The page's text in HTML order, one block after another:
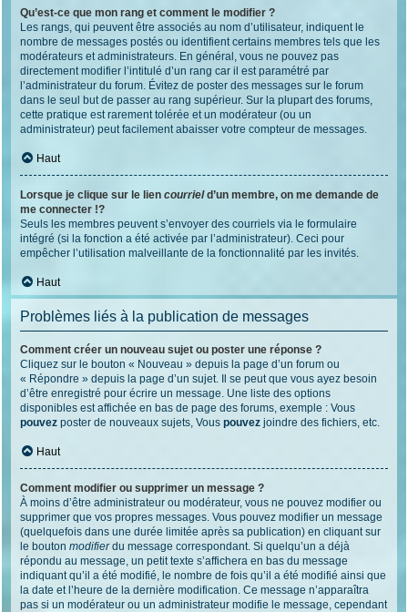
Qu’est-ce que mon rang et comment le modifier ?
Les rangs, qui peuvent être associés au nom d’utilisateur, indiquent le
nombre de messages postés ou identifient certains membres tels que les
modérateurs et administrateurs. En général, vous ne pouvez pas
directement modifier l’intitulé d’un rang car il est paramétré par
l’administrateur du forum. Évitez de poster des messages sur le forum
dans le seul but de passer au rang supérieur. Sur la plupart des forums,
cette pratique est rarement tolérée et un modérateur (ou un
administrateur) peut facilement abaisser votre compteur de messages.
Haut
Lorsque je clique sur le lien courrield’un membre, on me demande de
me connecter !?
Seuls les membres peuvent s’envoyer des courriels via le formulaire
intégré (si la fonction a été activée par l’administrateur). Ceci pour
empêcher l’utilisation malveillante de la fonctionnalité par les invités.
Haut
Problèmes liés à la publication de messages
Comment créer un nouveau sujet ou poster une réponse ?
Cliquez sur le bouton « Nouveau » depuis la page d’un forum ou
« Répondre » depuis la page d’un sujet. Il se peut que vous ayez besoin
d’être enregistré pour écrire un message. Une liste des options
disponibles est affichée en bas de page des forums, exemple : Vous
pouvez poster de nouveaux sujets, Vous pouvez joindre des fichiers, etc.
Haut
Comment modifier ou supprimer un message ?
À moins d’être administrateur ou modérateur, vous ne pouvez modifier ou
supprimer que vos propres messages. Vous pouvez modifier un message
(quelquefois dans une durée limitée après sa publication) en cliquant sur
le bouton modifierdu message correspondant. Si quelqu’un a déjà
répondu au message, un petit texte s’affichera en bas du message
indiquant qu’il a été modifié, le nombre de fois qu’il a été modifié ainsi que
la date et l’heure de la dernière modification. Ce message n’apparaîtra
pas si un modérateur ou un administrateur modifie le message, cependant